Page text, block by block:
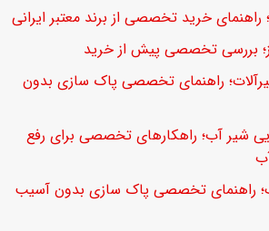
راهنمای خرید تخصصی از برند معتبر ایرانی
بررسی تخصصی پیش از خرید
راهنمای تخصصی پاک سازی بدون
شیر آب؛ راهکارهای تخصصی برای رفع
راهنمای تخصصی پاک سازی بدون آسیب